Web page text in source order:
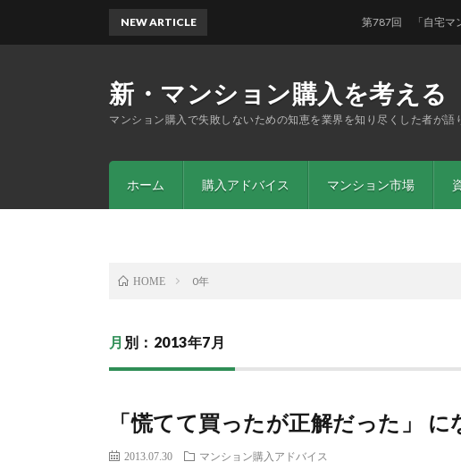
新・マンション購入を考える
マンション購入で失敗しないための知恵を業界を知り尽くした者が
ホーム 購入アドバイス マンション市場
NEW ARTICLE 第787回 「自宅マンショ
HOME 0年
月別：2013年7月
「慌てて買ったが正解だった」 に
2013.07.30 マンション購入アドバイス